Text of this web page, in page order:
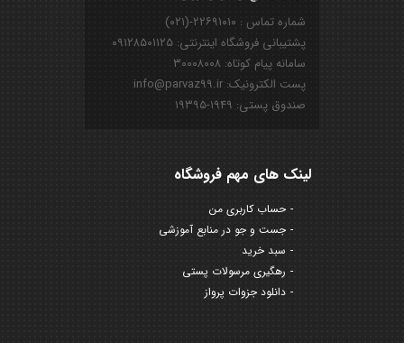
شماره تماس : ۲۲۶۹۱۰۱۰-(۰۲۱)
پشتیبانی فروشگاه اینترنتی: ۰۹۱۲۸۵۰۱۱۲۵
سامانه پیام کوتاه: ۳۰۰۰۸۰۰۸
پست الکترونیک: info@parvaz99.ir
صندوق پستی: ۱۹۴۹-۱۹۳۹۵
لینک های مهم فروشگاه
حساب کاربری من
جست و جو در منابع آموزشی
سبد خرید
رهگیری مرسولات پستی
دانلود جزوات پرواز